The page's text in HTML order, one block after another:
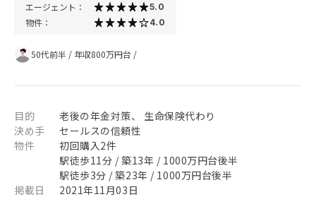
エージェント： 5.0
物件： 4.0
50代前半 / 年収800万円台 /
目的
老後の年金対策、 生命保険代わり
決め手
セールスの信頼性
物件
初回購入2件
駅徒歩11分 / 築13年 / 1000万円台後半
駅徒歩3分 / 築23年 / 1000万円台後半
掲載日
2021年11月03日